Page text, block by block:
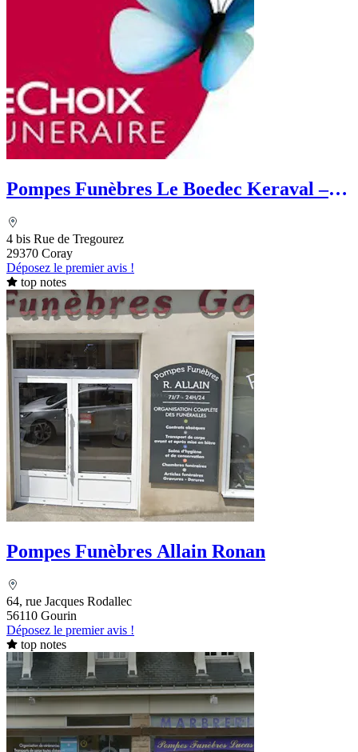
Pompes Funèbres Le Boedec Keraval –
4 bis Rue de Tregourez
29370 Coray
Déposez le premier avis !
top notes
Pompes Funèbres Allain Ronan
64, rue Jacques Rodallec
56110 Gourin
Déposez le premier avis !
top notes